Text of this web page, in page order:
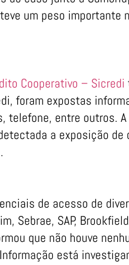
um peso importante
Cooperativo – Sicredi
foram expostas
entre outros.
a exposição de
de acesso de
Sebrae, SAP,
que não houve
está